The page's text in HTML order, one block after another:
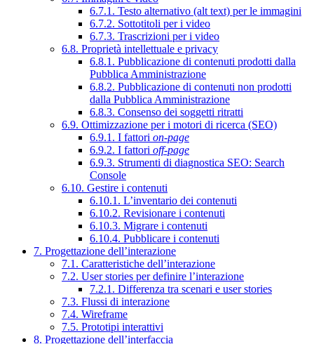
6.7.1. Testo alternativo (alt text) per le immagini
6.7.2. Sottotitoli per i video
6.7.3. Trascrizioni per i video
6.8. Proprietà intellettuale e privacy
6.8.1. Pubblicazione di contenuti prodotti dalla
Pubblica Amministrazione
6.8.2. Pubblicazione di contenuti non prodotti
dalla Pubblica Amministrazione
6.8.3. Consenso dei soggetti ritratti
6.9. Ottimizzazione per i motori di ricerca (SEO)
6.9.1. I fattori on-page
6.9.2. I fattori off-page
6.9.3. Strumenti di diagnostica SEO: Search
Console
6.10. Gestire i contenuti
6.10.1. L’inventario dei contenuti
6.10.2. Revisionare i contenuti
6.10.3. Migrare i contenuti
6.10.4. Pubblicare i contenuti
7. Progettazione dell’interazione
7.1. Caratteristiche dell’interazione
7.2. User stories per definire l’interazione
7.2.1. Differenza tra scenari e user stories
7.3. Flussi di interazione
7.4. Wireframe
7.5. Prototipi interattivi
8. Progettazione dell’interfaccia